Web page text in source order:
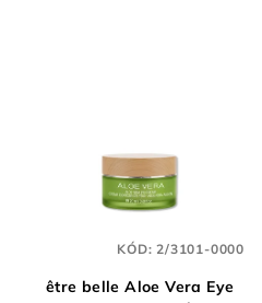
être belle Aloe Vera Eye
KÓD:2/3101-0000